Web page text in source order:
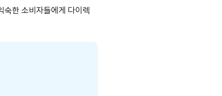
한 소비자들에게 다이렉